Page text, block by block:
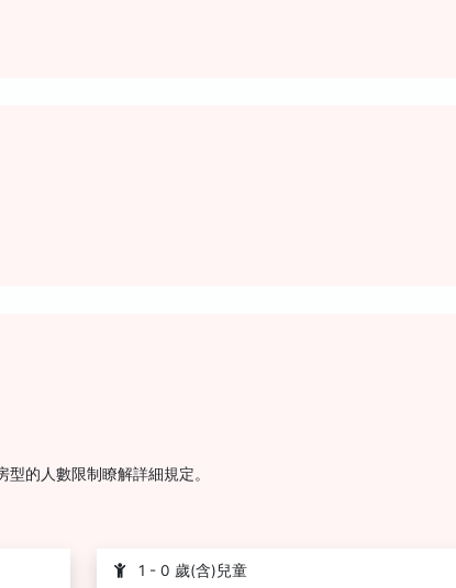
型的人數限制瞭解詳細規定。
1 - 0 歲(含)兒童